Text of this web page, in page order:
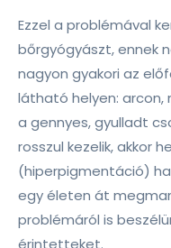
Ezzel a problémával
bőrgyógyászt, ennek
nagyon gyakori az
látható helyen: arcon,
a gennyes, gyulladt
rosszul kezelik, akkor
(hiperpigmentáció)
egy életen át
problémáról is